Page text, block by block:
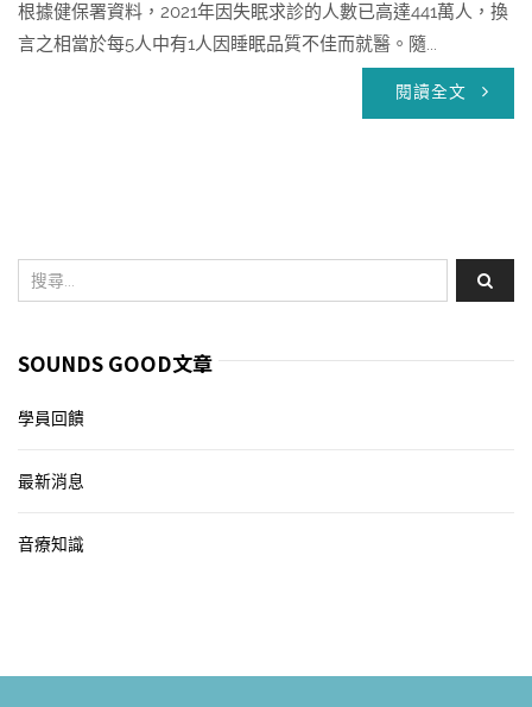
根據健保署資料，2021年因失眠求診的人數已高達441萬人，換
言之相當於每5人中有1人因睡眠品質不佳而就醫。隨...
閱讀全文
SOUNDS GOOD文章
學員回饋
最新消息
音療知識